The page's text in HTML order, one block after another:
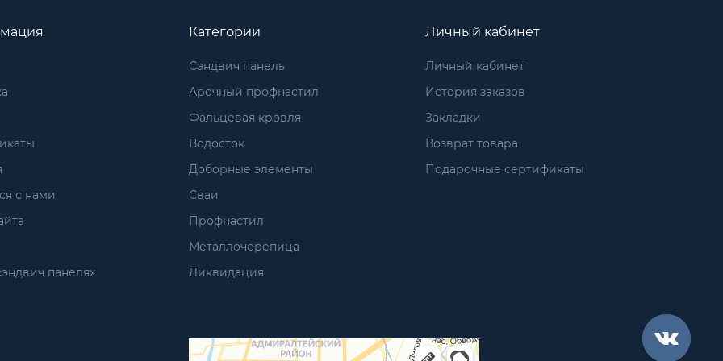
с нами
панелях
Категории
Сэндвич панель
Арочный профнастил
Фальцевая кровля
Водосток
Доборные элементы
Сваи
Профнастил
Металлочерепица
Ликвидация
Личный кабинет
Личный кабинет
История заказов
Закладки
Возврат товара
Подарочные сертификаты